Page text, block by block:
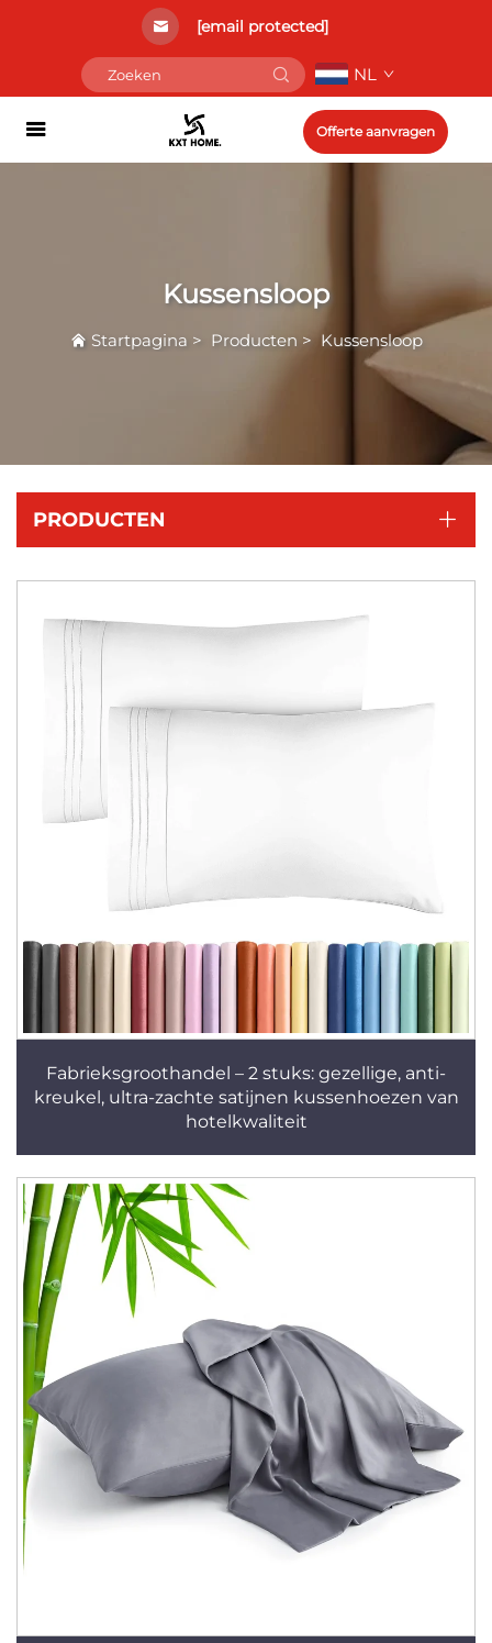
[email protected]
NL
Offerte aanvragen
Kussensloop
Startpagina > Producten > Kussensloop
PRODUCTEN
Fabrieksgroothandel – 2 stuks: gezellige, anti-
kreukel, ultra-zachte satijnen kussenhoezen van
hotelkwaliteit